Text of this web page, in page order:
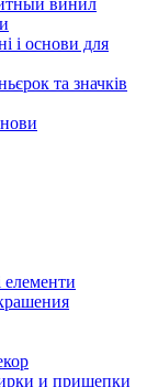
винил
і основи для
та значків
елементи
и прищепки